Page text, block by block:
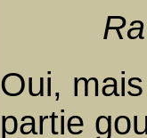
Oui,
partie